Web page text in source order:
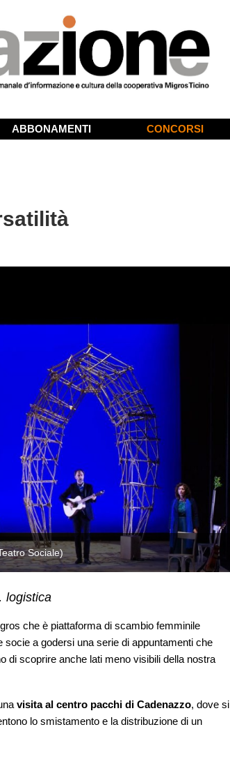
ABBONAMENTI CONCORSI
Sociale)
logistica
che è piattaforma di scambio femminile
a godersi una serie di appuntamenti che
di scoprire anche lati meno visibili della nostra
visita al centro pacchi di Cadenazzo, dove si
lo smistamento e la distribuzione di un